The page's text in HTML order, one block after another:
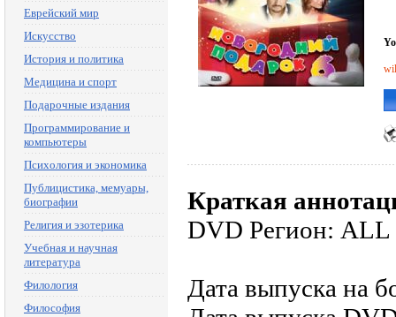
Еврейский мир
Искусство
История и политика
Медицина и спорт
Подарочные издания
Программирование и
компьютеры
Психология и экономика
Публицистика, мемуары,
биографии
Религия и эзотерика
Учебная и научная
литература
Филология
Философия
Краткая
DVD Регион: ALL
Дата выпуска на